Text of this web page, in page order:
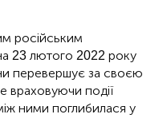
російським
23 лютого 2022 року
перевершує за своєю
враховуючи події
ними поглибилася у